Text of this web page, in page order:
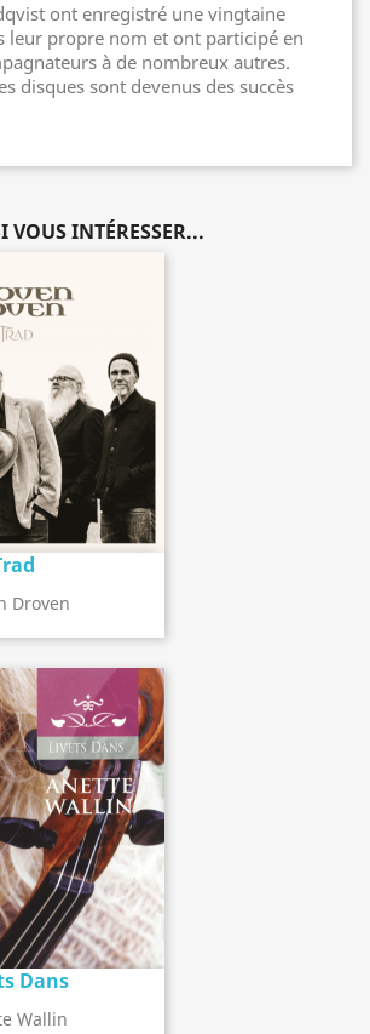
ont enregistré une vingtaine
leur propre nom et ont participé en
à de nombreux autres.
disques sont devenus des succès
VOUS INTÉRESSER...
Droven
Dans
Wallin